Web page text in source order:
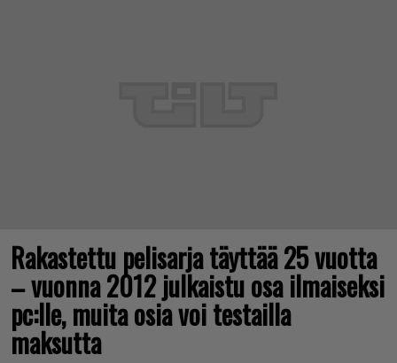
Rakastettu pelisarja täyttää 25 vuotta
– vuonna 2012 julkaistu osa ilmaiseksi
pc:lle, muita osia voi testailla
maksutta